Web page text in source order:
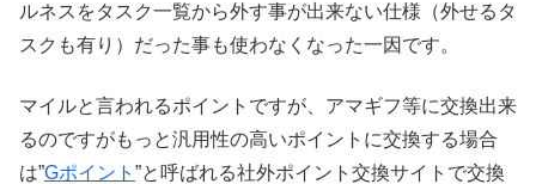
ルネスをタスク一覧から外す事が出来ない仕様（外せるタ
スクも有り）だった事も使わなくなった一因です。
マイルと言われるポイントですが、アマギフ等に交換出来
るのですがもっと汎用性の高いポイントに交換する場合
は”Gポイント ”と呼ばれる社外ポイント交換サイトで交換